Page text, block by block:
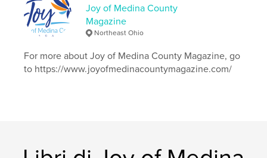
Parole chiave
medinabicentennial , networker
Joy of Medina County
Magazine
Northeast Ohio
For more about Joy of Medina County Magazine, go
to https://www.joyofmedinacountymagazine.com/